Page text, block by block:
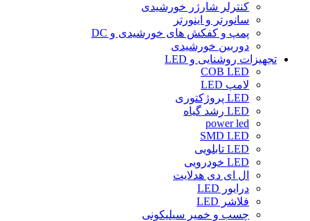
کنترلر شارژر خورشیدی
سانورتر و اینورتر
پمپ و کفکش های خورشیدی و DC
دوربین خورشیدی
تجهیزات روشنایی و LED
COB LED
لامپ LED
LED پروژکتوری
LED رشد گیاه
power led
SMD LED
LED تابلویی
LED خودرویی
ال ای دی هدلایت
درایور LED
فلاشر LED
چسب و خمیر سیلیکونی